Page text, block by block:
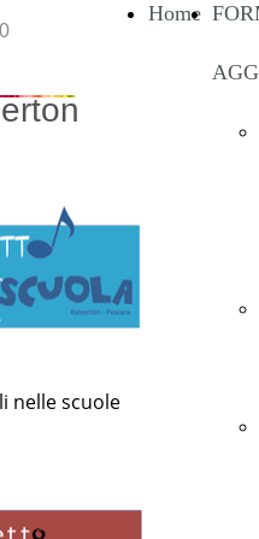
Home
nelle scuole